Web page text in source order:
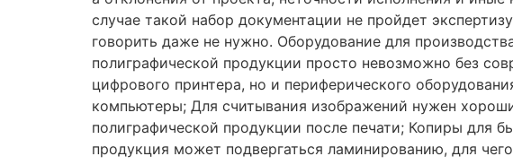
случае такой набор документации не пройдет
говорить даже не нужно. Оборудование для
полиграфической продукции просто невозможно без
цифрового принтера, но и периферического
компьютеры; Для считывания изображений нужен
полиграфической продукции после печати; Копиры для
продукция может подвергаться ламинированию, для